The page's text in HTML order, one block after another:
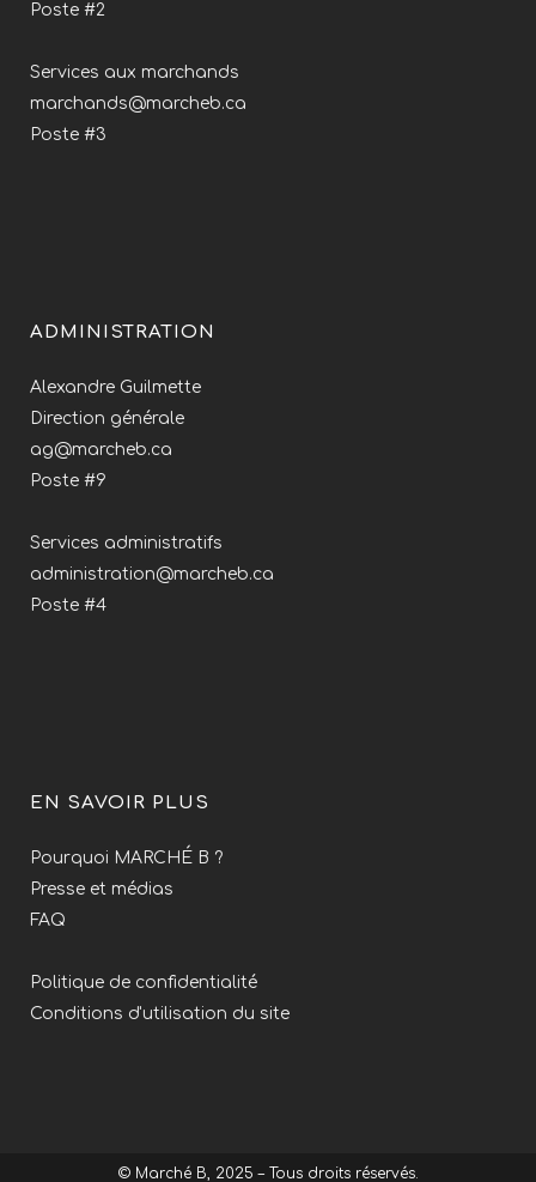
Poste #2
Services aux marchands
marchands@marcheb.ca
Poste #3
ADMINISTRATION
Alexandre Guilmette
Direction générale
ag@marcheb.ca
Poste #9
Services administratifs
administration@marcheb.ca
Poste #4
EN SAVOIR PLUS
Pourquoi MARCHÉ B ?
Presse et médias
FAQ
Politique de confidentialité
Conditions d'utilisation du site
© Marché B, 2025 – Tous droits réservés.